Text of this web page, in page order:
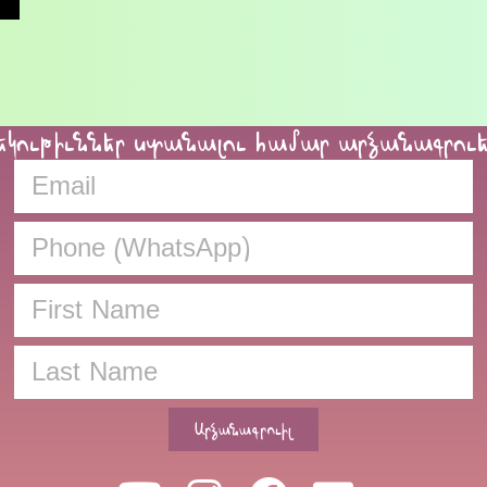
ստանալու համար
Արձանագրուիլ